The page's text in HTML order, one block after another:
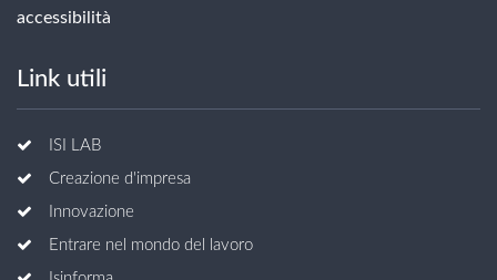
accessibilità
Link utili
ISI LAB
Creazione d'impresa
Innovazione
Entrare nel mondo del lavoro